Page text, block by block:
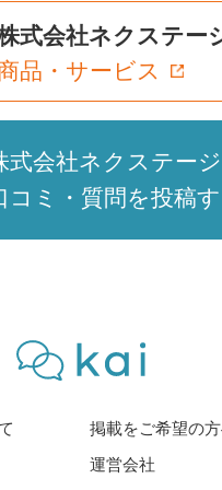
式会社ネクステー
品・サービス
式会社ネクステー
コミ・質問を投稿
掲載をご希望の
運営会社